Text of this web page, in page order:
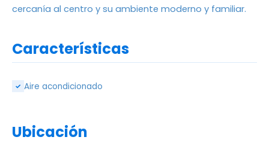
cercanía al centro y su ambiente moderno y familiar.
Características
✓ Aire acondicionado
Ubicación